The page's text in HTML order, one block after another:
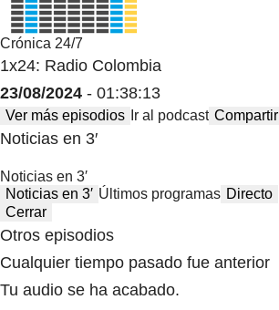
Crónica 24/7
1x24: Radio Colombia
23/08/2024 - 01:38:13
Ver más episodios Ir al podcast Compartir
Noticias en 3′
Noticias en 3′
Noticias en 3′ Últimos programas Directo
Cerrar
Otros episodios
Cualquier tiempo pasado fue anterior
Tu audio se ha acabado.